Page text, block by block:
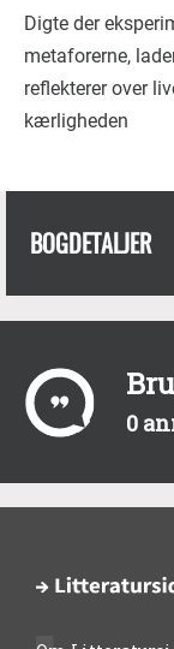
Digte der
metaforerne,
reflekterer over
kærligheden
BOGDETALJER
0